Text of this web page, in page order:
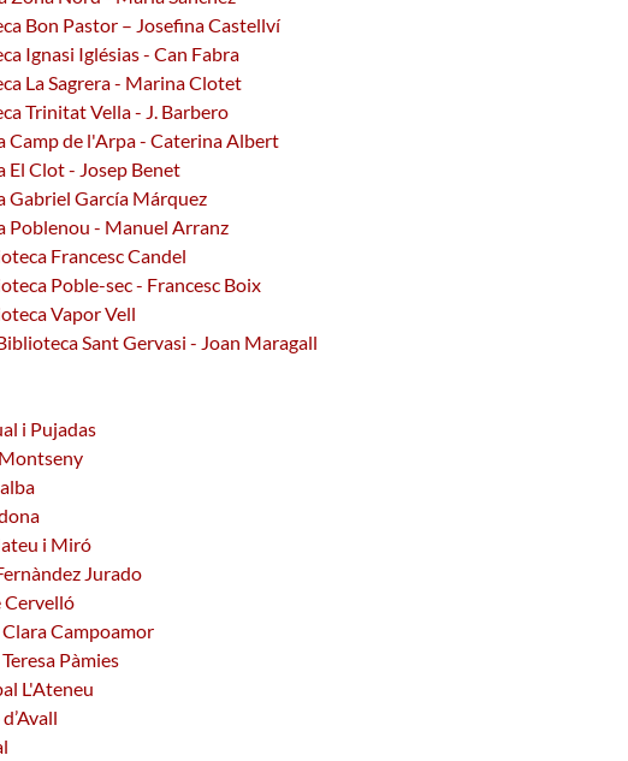
Bon Pastor – Josefina Castellví
Ignasi Iglésias - Can Fabra
La Sagrera - Marina Clotet
Trinitat Vella - J. Barbero
Camp de l'Arpa - Caterina Albert
El Clot - Josep Benet
Gabriel García Márquez
Poblenou - Manuel Arranz
Francesc Candel
Poble-sec - Francesc Boix
Vapor Vell
Sant Gervasi - Joan Maragall
i Pujadas
i Miró
Jurado
Cervelló
Campoamor
Pàmies
L'Ateneu